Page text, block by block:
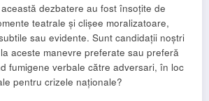
dezbatere au fost însoțite de
teatrale și clișee moralizatoare,
sau evidente. Sunt candidații noștri
aceste manevre preferate sau preferă
fumigene verbale către adversari, în loc
pentru crizele naționale?